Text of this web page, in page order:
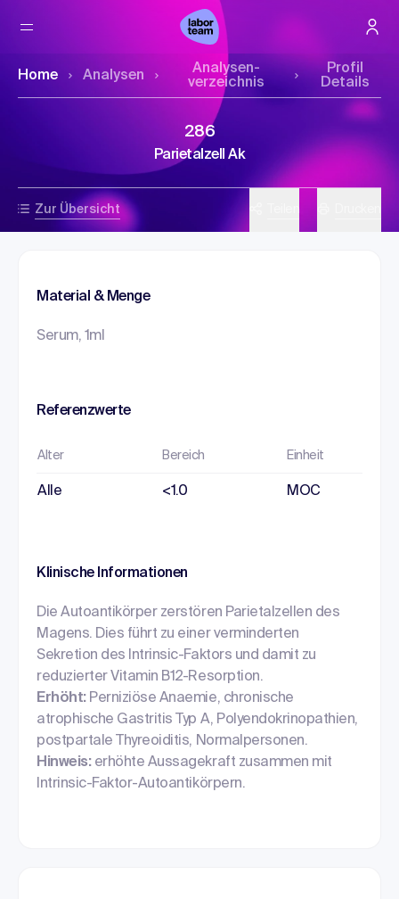
Home Analysen
Analysen­
verzeichnis
Profil
Details
Zur Übersicht
286
Parietalzell Ak
Material & Menge
Serum, 1ml
Referenzwerte
Alter Bereich Einheit
Alle <1.0 MOC
Klinische Informationen
Die Autoantikörper zerstören Parietalzellen des
Magens. Dies führt zu einer verminderten
Sekretion des Intrinsic-Faktors und damit zu
reduzierter Vitamin B12-Resorption.
Erhöht:Perniziöse Anaemie, chronische
atrophische Gastritis Typ A, Polyendokrinopathien,
postpartale Thyreoiditis, Normalpersonen.
Hinweis: erhöhte Aussagekraft zusammen mit
Intrinsic-Faktor-Autoantikörpern.